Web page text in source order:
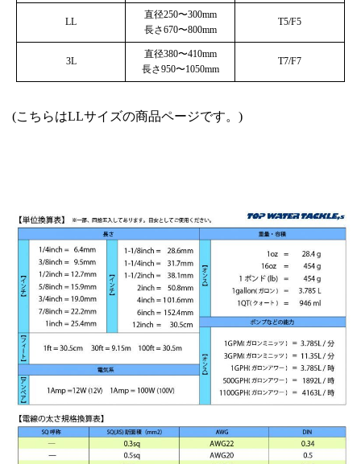
LL
直径250〜300mm
長さ670〜800mm
T5/F5
3L
直径380〜410mm
長さ950〜1050mm
T7/F7
(こちらはLLサイズの商品ページです。)